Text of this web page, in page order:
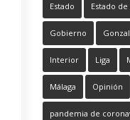
Estado Estado
Gobierno
Interior Liga
Málaga Opinión
pandemia de